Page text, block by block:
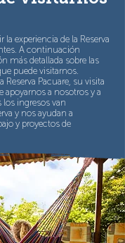
experiencia de la Reserva
A continuación
más detallada sobre las
puede visitarnos.
Reserva Pacuare, su visita
apoyarnos a nosotros y a
ingresos van
y nos ayudan a
y proyectos de